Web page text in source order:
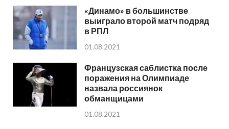
«Динамо» в большинстве
выиграло второй матч подряд
в РПЛ
01.08.2021
Французская саблистка после
поражения на Олимпиаде
назвала россиянок
обманщицами
01.08.2021